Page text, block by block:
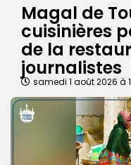
Magal de
cuisinières
de la
journalistes
samedi 1 août 2026 à